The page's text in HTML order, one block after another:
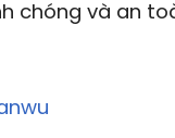
chóng và an